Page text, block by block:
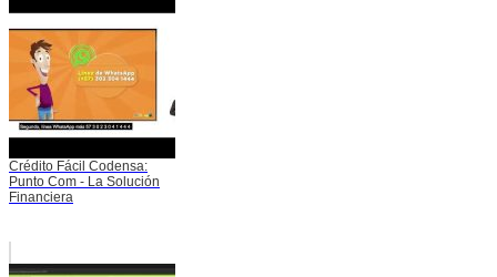
Crédito Fácil Codensa:
Punto Com - La Solución
Financiera